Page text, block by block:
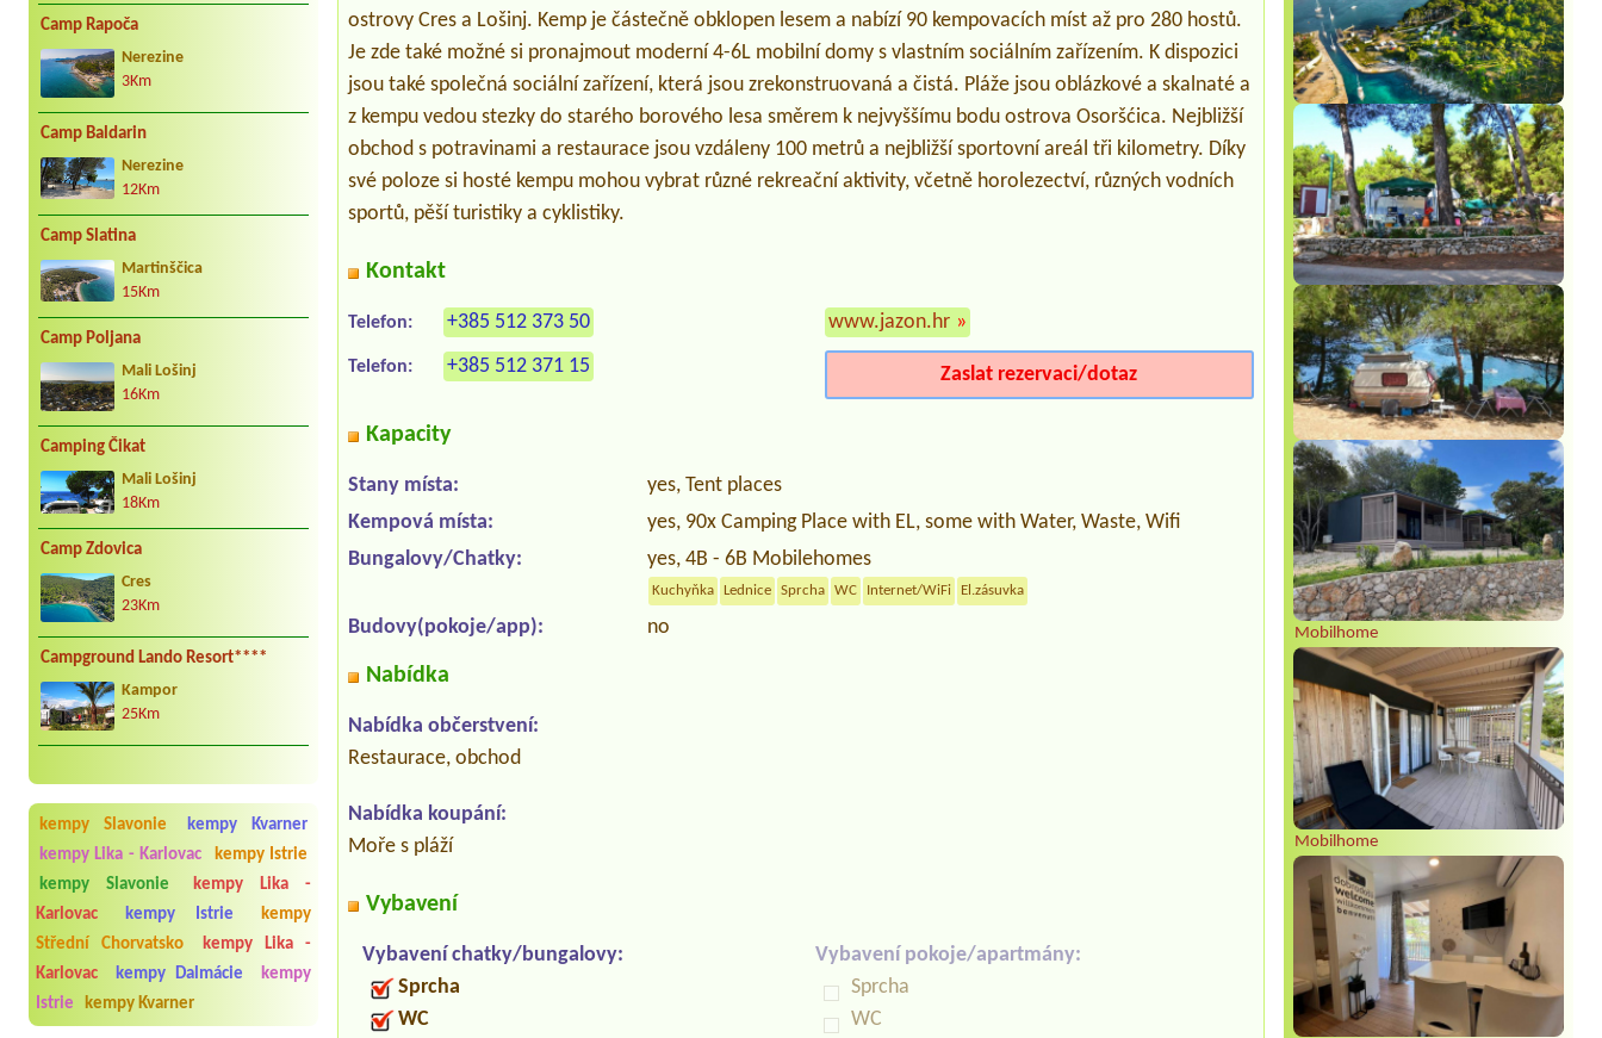
Camp Rapoča
Nerezine
3Km
Camp Baldarin
Nerezine
12Km
Camp Slatina
Martinščica
15Km
Camp Poljana
Mali Lošinj
16Km
Camping Čikat
Mali Lošinj
18Km
Camp Zdovica
Cres
23Km
Campground Lando Resort****
Kampor
25Km
kempy Slavonie
kempy Kvarner
kempy Lika - Karlovac
kempy Istrie
kempy Slavonie
kempy Lika -
Karlovac
kempy Istrie
kempy
Střední Chorvatsko
kempy Lika -
Karlovac
kempy Dalmácie
kempy
Istrie
kempy Kvarner
Termín od 2026-07-24 |Camping
Kosirina **
1x tent for 2 and small Van ProAce
versoOne camping place for small van
and small tent with el power
Mobilhome
Mobilhome
ostrovy Cres a Lošinj. Kemp je částečně obklopen lesem a nabízí 90 kempovacích míst až pro 280 hostů.
Je zde také možné si pronajmout moderní 4-6L mobilní domy s vlastním sociálním zařízením. K dispozici
jsou také společná sociální zařízení, která jsou zrekonstruovaná a čistá. Pláže jsou oblázkové a skalnaté a
z kempu vedou stezky do starého borového lesa směrem k nejvyššímu bodu ostrova Osoršćica. Nejbližší
obchod s potravinami a restaurace jsou vzdáleny 100 metrů a nejbližší sportovní areál tři kilometry. Díky
své poloze si hosté kempu mohou vybrat různé rekreační aktivity, včetně horolezectví, různých vodních
sportů, pěší turistiky a cyklistiky.
Kontakt
Telefon: +385 512 373 50
Telefon: +385 512 371 15
www.jazon.hr »
Zaslat rezervaci/dotaz
Kapacity
Stany místa:
yes, Tent places
Kempová místa:
yes, 90x Camping Place with EL, some with Water, Waste, Wifi
Bungalovy/Chatky:
yes, 4B - 6B Mobilehomes
Kuchyňka Lednice Sprcha WC Internet/WiFi El.zásuvka
Budovy(pokoje/app): no
Nabídka
Nabídka občerstvení:
Restaurace, obchod
Nabídka koupání:
Moře s pláží
Vybavení
Vybavení chatky/bungalovy:
Sprcha
WC
Vybavení pokoje/apartmány:
Sprcha
WC